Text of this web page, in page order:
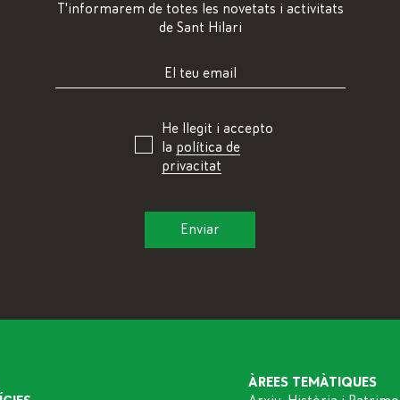
T'informarem de totes les novetats i activitats
de Sant Hilari
He llegit i accepto
la política de
privacitat
ÀREES TEMÀTIQUES